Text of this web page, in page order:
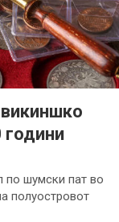
години
по шумски пат во
полуостровот